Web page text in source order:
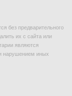
без предварительного
их с сайта или
являются
нарушением иных